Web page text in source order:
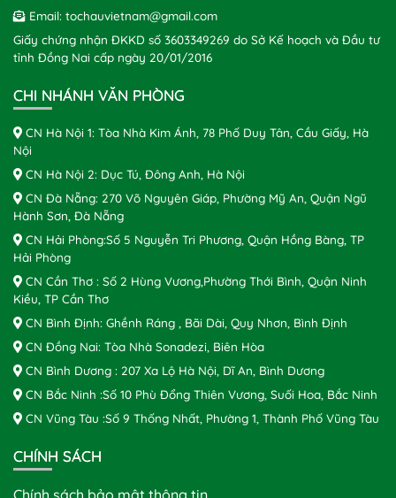
Email: tochauvietnam@gmail.com
Giấy chứng nhận ĐKKD số 3603349269 do Sở Kế hoạch và Đầu tư
tỉnh Đồng Nai cấp ngày 20/01/2016
CHI NHÁNH VĂN PHÒNG
CN Hà Nội 1: Tòa Nhà Kim Ánh, 78 Phố Duy Tân, Cầu Giấy, Hà
Nội
CN Hà Nội 2: Dục Tú, Đông Anh, Hà Nội
CN Đà Nẵng: 270 Võ Nguyên Giáp, Phường Mỹ An, Quận Ngũ
Hành Sơn, Đà Nẵng
CN Hải Phòng:Số 5 Nguyễn Tri Phương, Quận Hồng Bàng, TP
Hải Phòng
CN Cần Thơ : Số 2 Hùng Vương,Phường Thới Bình, Quận Ninh
Kiều, TP Cần Thơ
CN Bình Định: Ghềnh Ráng , Bãi Dài, Quy Nhơn, Bình Định
CN Đồng Nai: Tòa Nhà Sonadezi, Biên Hòa
CN Bình Dương : 207 Xa Lộ Hà Nội, Dĩ An, Bình Dương
CN Bắc Ninh :Số 10 Phù Đổng Thiên Vương, Suối Hoa, Bắc Ninh
CN Vũng Tàu :Số 9 Thống Nhất, Phường 1, Thành Phố Vũng Tàu
CHÍNH SÁCH
Chính sách bảo mật thông tin